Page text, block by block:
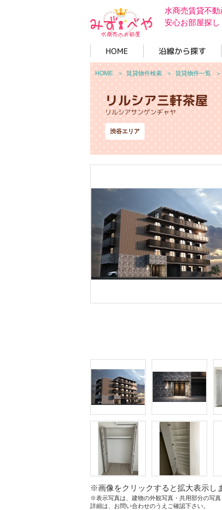
水商売賃貸不
安心お部屋探し
HOME 沿線から探す
HOME ＞ 賃貸物件検索 ＞ 賃貸物件一覧
リルシア三軒茶屋
リルシアサンゲンヂャヤ
渋谷エリア
※画像をクリックすると拡大表示し
※表示写真は、建物の外観写真・共用部分の写
詳細は、お問い合わせのうえご確認下さい。